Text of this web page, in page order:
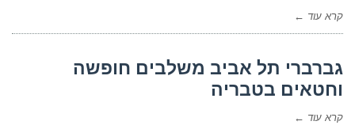
קרא עוד ←
גברברי תל אביב משלבים חופשה
וחטאים בטבריה
קרא עוד ←